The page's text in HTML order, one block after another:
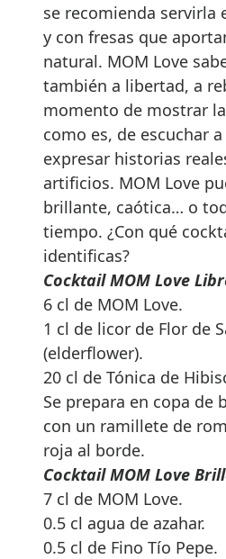
se recomienda servirla
y con fresas que
natural. MOM Love
también a libertad, a
momento de mostrar
como es, de escuchar
expresar historias
artificios. MOM Love
brillante, caótica… o
tiempo. ¿Con qué
identificas?
Cocktail MOM Love
6 cl de MOM Love.
1 cl de licor de Flor de
(elderflower).
20 cl de Tónica de
Se prepara en copa de
con un ramillete de
roja al borde.
Cocktail MOM Love
7 cl de MOM Love.
0.5 cl agua de azahar.
0.5 cl de Fino Tío Pepe.